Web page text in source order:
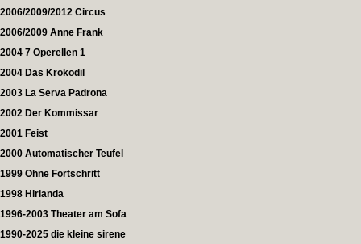
2006/2009/2012 Circus
2006/2009 Anne Frank
2004 7 Operellen 1
2004 Das Krokodil
2003 La Serva Padrona
2002 Der Kommissar
2001 Feist
2000 Automatischer Teufel
1999 Ohne Fortschritt
1998 Hirlanda
1996-2003 Theater am Sofa
1990-2025 die kleine sirene